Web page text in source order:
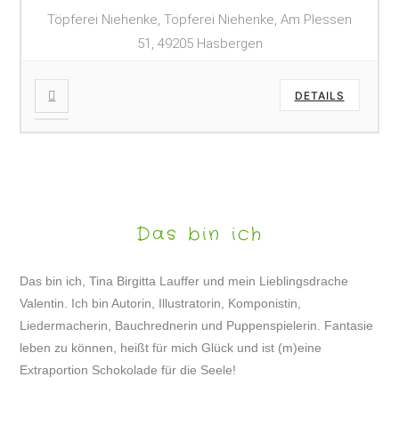
Töpferei Niehenke, Töpferei Niehenke, Am Plessen
51, 49205 Hasbergen
DETAILS
Das bin ich
Das bin ich, Tina Birgitta Lauffer und mein Lieblingsdrache
Valentin. Ich bin Autorin, Illustratorin, Komponistin,
Liedermacherin, Bauchrednerin und Puppenspielerin. Fantasie
leben zu können, heißt für mich Glück und ist (m)eine
Extraportion Schokolade für die Seele!